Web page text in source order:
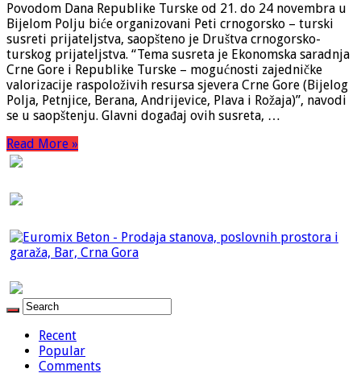
Povodom Dana Republike Turske od 21. do 24 novembra u
Bijelom Polju biće organizovani Peti crnogorsko – turski
susreti prijateljstva, saopšteno je Društva crnogorsko-
turskog prijateljstva. “Tema susreta je Ekonomska saradnja
Crne Gore i Republike Turske – mogućnosti zajedničke
valorizacije raspoloživih resursa sjevera Crne Gore (Bijelog
Polja, Petnjice, Berana, Andrijevice, Plava i Rožaja)”, navodi
se u saopštenju. Glavni događaj ovih susreta, …
Read More »
Recent
Popular
Comments